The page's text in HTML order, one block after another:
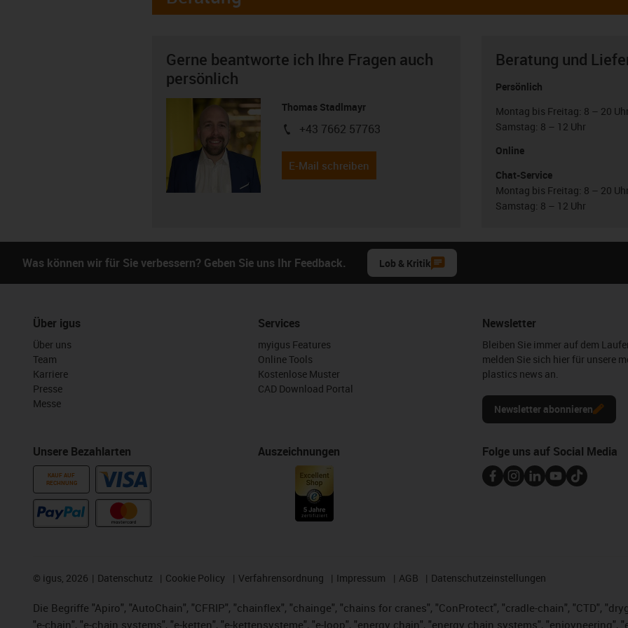
Gerne beantworte ich Ihre Fragen auch
persönlich
Thomas Stadlmayr
igus-icon-phone
+43 7662 57763
E-Mail schreiben
Beratung und
Persönlich
Montag bis Freitag: 8 – 20 Uhr
Samstag: 8 – 12 Uhr
Online
Chat-Service
Montag bis Freitag: 8 – 20 Uhr
Samstag: 8 – 12 Uhr
Was können wir für Sie verbessern? Geben Sie uns Ihr Feedback. Lob & Kritik
Über igus
Über uns
Team
Karriere
Presse
Messe
Unsere Bezahlarten
KAUF AUF
RECHNUNG
Services
myigus Features
Online Tools
Kostenlose Muster
CAD Download Portal
Auszeichnungen
Newsletter
Bleiben Sie immer auf dem
melden Sie sich hier für unsere
plastics news an.
Newsletter abonnieren
Folge uns auf Social Media
© igus, 2026 Datenschutz Cookie Policy Verfahrensordnung Impressum AGB Datenschutzeinstellungen
Die Begriffe "Apiro", "AutoChain", "CFRIP", "chainflex", "chainge", "chains for cranes", "ConProtect", "cradle-chain", "CTD",
"e-chain", "e-chain systems", "e-ketten", "e-kettensysteme", "e-loop", "energy chain", "energy chain systems", "enjoyneering",